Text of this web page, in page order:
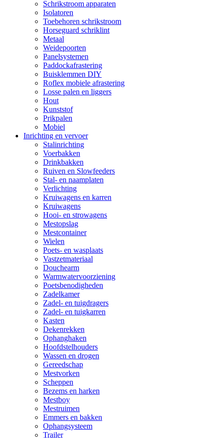
Schrikstroom apparaten
Isolatoren
Toebehoren schrikstroom
Horseguard schriklint
Metaal
Weidepoorten
Panelsystemen
Paddockafrastering
Buisklemmen DIY
Roflex mobiele afrastering
Losse palen en liggers
Hout
Kunststof
Prikpalen
Mobiel
Inrichting en vervoer
Stalinrichting
Voerbakken
Drinkbakken
Ruiven en Slowfeeders
Stal- en naamplaten
Verlichting
Kruiwagens en karren
Kruiwagens
Hooi- en strowagens
Mestopslag
Mestcontainer
Wielen
Poets- en wasplaats
Vastzetmateriaal
Douchearm
Warmwatervoorziening
Poetsbenodigheden
Zadelkamer
Zadel- en tuigdragers
Zadel- en tuigkarren
Kasten
Dekenrekken
Ophanghaken
Hoofdstelhouders
Wassen en drogen
Gereedschap
Mestvorken
Scheppen
Bezems en harken
Mestboy
Mestruimen
Emmers en bakken
Ophangsysteem
Trailer